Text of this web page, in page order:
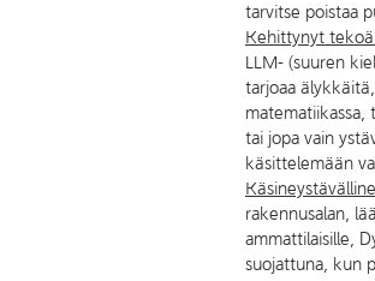
tarvitse poistaa
Kehittynyt
LLM- (suuren
tarjoaa
matematiikassa,
tai jopa vain
käsittelemään
rakennusalan,
ammattilaisille,
suojattuna, kun